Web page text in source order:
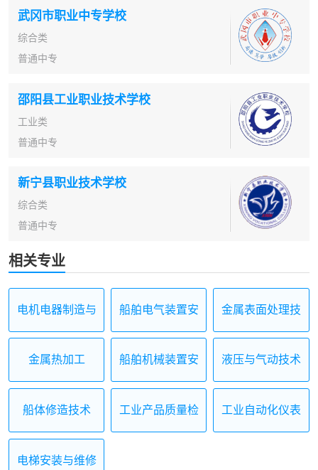
武冈市职业中专学校
综合类
普通中专
邵阳县工业职业技术学校
工业类
普通中专
新宁县职业技术学校
综合类
普通中专
相关专业
电机电器制造与
船舶电气装置安
金属表面处理技
金属热加工
船舶机械装置安
液压与气动技术
船体修造技术
工业产品质量检
工业自动化仪表
电梯安装与维修